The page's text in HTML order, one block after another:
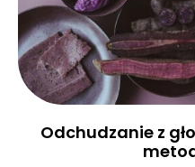
Odchudzanie z